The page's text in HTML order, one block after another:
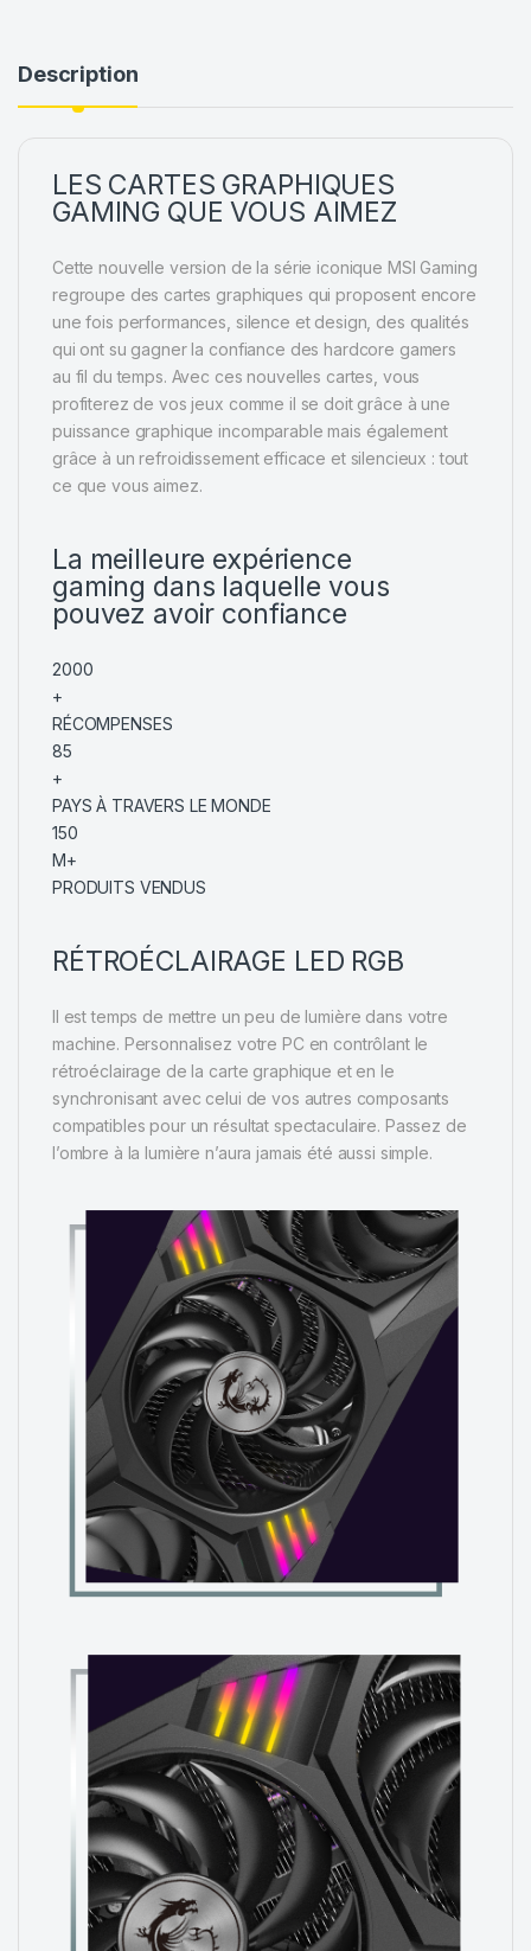
Description
LES CARTES GRAPHIQUES
GAMING QUE VOUS AIMEZ
Cette nouvelle version de la série iconique MSI Gaming
regroupe des cartes graphiques qui proposent encore
une fois performances, silence et design, des qualités
qui ont su gagner la confiance des hardcore gamers
au fil du temps. Avec ces nouvelles cartes, vous
profiterez de vos jeux comme il se doit grâce à une
puissance graphique incomparable mais également
grâce à un refroidissement efficace et silencieux : tout
ce que vous aimez.
La meilleure expérience
gaming dans laquelle vous
pouvez avoir confiance
2000
+
RÉCOMPENSES
85
+
PAYS À TRAVERS LE MONDE
150
M+
PRODUITS VENDUS
RÉTROÉCLAIRAGE LED RGB
Il est temps de mettre un peu de lumière dans votre
machine. Personnalisez votre PC en contrôlant le
rétroéclairage de la carte graphique et en le
synchronisant avec celui de vos autres composants
compatibles pour un résultat spectaculaire. Passez de
l’ombre à la lumière n’aura jamais été aussi simple.